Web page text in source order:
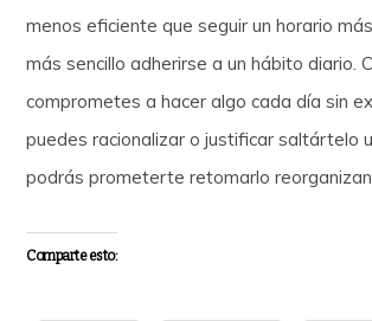
menos eficiente que seguir un horario
más sencillo adherirse a un hábito diario.
comprometes a hacer algo cada día sin
puedes racionalizar o justificar saltártelo
podrás prometerte retomarlo
Comparte esto: